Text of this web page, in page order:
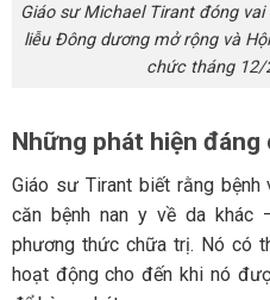
Giáo sư Michael Tirant đóng
liễu Đông dương mở rộng và
chức tháng 12/
Những phát hiện đáng
Giáo sư Tirant biết rằng bệnh
căn bệnh nan y về da khác
phương thức chữa trị. Nó có
hoạt động cho đến khi nó